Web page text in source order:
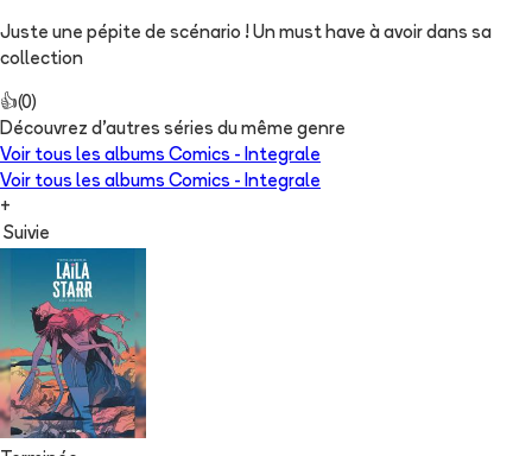
Juste une pépite de scénario ! Un must have à avoir dans sa
collection
👍(0)
Découvrez d'autres séries du même genre
Voir tous les albums Comics - Integrale
Voir tous les albums Comics - Integrale
+
Suivie